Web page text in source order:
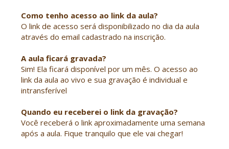
Como tenho acesso ao link da aula?
O link de acesso será disponibilizado no dia da aula
através do email cadastrado na inscrição.
A aula ficará gravada?
Sim! Ela ficará disponível por um mês. O acesso ao
link da aula ao vivo e sua gravação é individual e
intransferível
Quando eu receberei o link da gravação?
Você receberá o link aproximadamente uma semana
após a aula. Fique tranquilo que ele vai chegar!